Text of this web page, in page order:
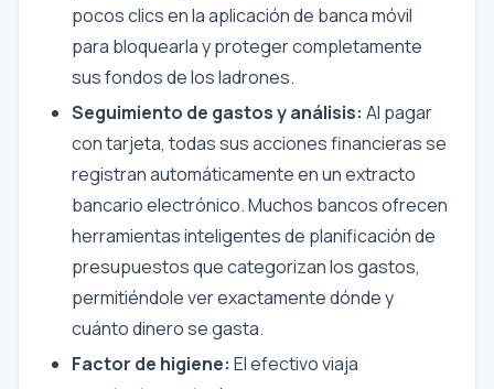
pocos clics en la aplicación de banca móvil
para bloquearla y proteger completamente
sus fondos de los ladrones.
Seguimiento de gastos y análisis: Al pagar
con tarjeta, todas sus acciones financieras se
registran automáticamente en un extracto
bancario electrónico. Muchos bancos ofrecen
herramientas inteligentes de planificación de
presupuestos que categorizan los gastos,
permitiéndole ver exactamente dónde y
cuánto dinero se gasta.
Factor de higiene: El efectivo viaja